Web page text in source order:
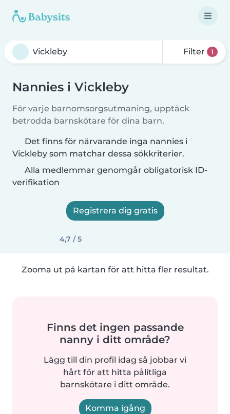
Filter 1
Nannies i Vickleby
För varje barnomsorgsutmaning, upptäck
betrodda barnskötare för dina barn.
Det finns för närvarande inga nannies i
Vickleby som matchar dessa sökkriterier.
Alla medlemmar genomgår obligatorisk ID-
verifikation
Registrera dig gratis
4,7 / 5
Zooma ut på kartan för att hitta fler resultat.
Finns det ingen passande
nanny i ditt område?
Lägg till din profil idag så jobbar vi
hårt för att hitta pålitliga
barnskötare i ditt område.
Komma igång